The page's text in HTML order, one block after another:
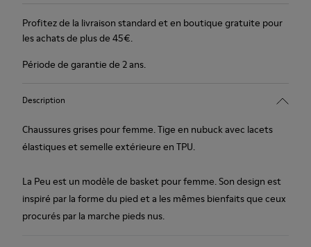
Profitez de la livraison standard et en boutique gratuite pour
les achats de plus de 45€.
Période de garantie de 2 ans.
Description
Chaussures grises pour femme. Tige en nubuck avec lacets
élastiques et semelle extérieure en TPU.
La Peu est un modèle de basket pour femme. Son design est
inspiré par la forme du pied et a les mêmes bienfaits que ceux
procurés par la marche pieds nus.